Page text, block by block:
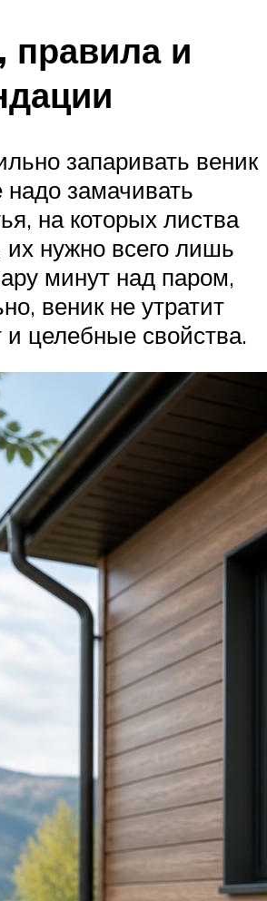
правила и
запаривать веник
замачивать
на которых листва
нужно всего лишь
минут над паром,
веник не утратит
и целебные свойства.